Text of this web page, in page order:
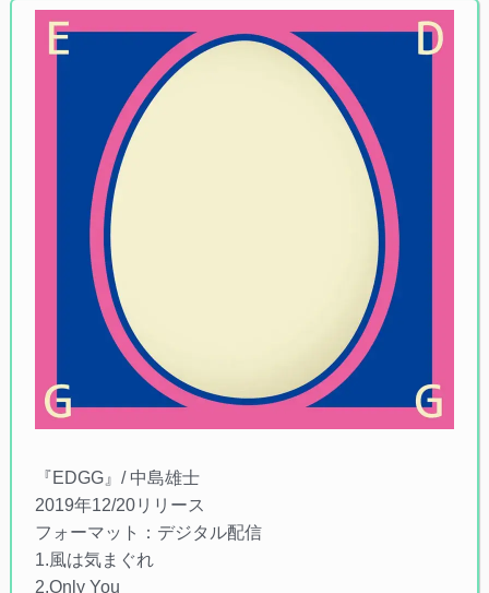
『EDGG』/ 中島雄士
2019年12/20リリース
フォーマット：デジタル配信
1.風は気まぐれ
2.Only You